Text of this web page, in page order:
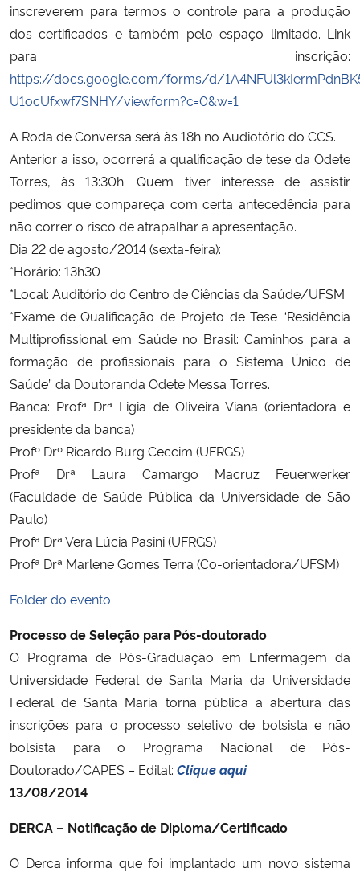
inscreverem para termos o controle para a produção
dos certificados e também pelo espaço limitado. Link
para inscrição:
https://docs.google.com/forms/d/
U1ocUfxwf7SNHY/viewform?c=0&w=1
A Roda de Conversa será às 18h no Audiotório do CCS.
Anterior a isso, ocorrerá a qualificação de tese da Odete
Torres, às 13:30h. Quem tiver interesse de assistir
pedimos que compareça com certa antecedência para
não correr o risco de atrapalhar a apresentação.
Dia 22 de agosto/2014 (sexta-feira):
*Horário: 13h30
*Local: Auditório do Centro de Ciências da Saúde/UFSM:
*Exame de Qualificação de Projeto de Tese “Residência
Multiprofissional em Saúde no Brasil: Caminhos para a
formação de profissionais para o Sistema Único de
Saúde” da Doutoranda Odete Messa Torres.
Banca: Profª Drª Ligia de Oliveira Viana (orientadora e
presidente da banca)
Profº Drº Ricardo Burg Ceccim (UFRGS)
Profª Drª Laura Camargo Macruz Feuerwerker
(Faculdade de Saúde Pública da Universidade de São
Paulo)
Profª Drª Vera Lúcia Pasini (UFRGS)
Profª Drª Marlene Gomes Terra (Co-orientadora/UFSM)
Folder do evento
Processo de Seleção para Pós-doutorado
O Programa de Pós-Graduação em Enfermagem da
Universidade Federal de Santa Maria da Universidade
Federal de Santa Maria torna pública a abertura das
inscrições para o processo seletivo de bolsista e não
bolsista para o Programa Nacional de Pós-
Doutorado/CAPES – Edital: Clique aqui
13/08/2014
DERCA – Notificação de Diploma/Certificado
O Derca informa que foi implantado um novo sistema